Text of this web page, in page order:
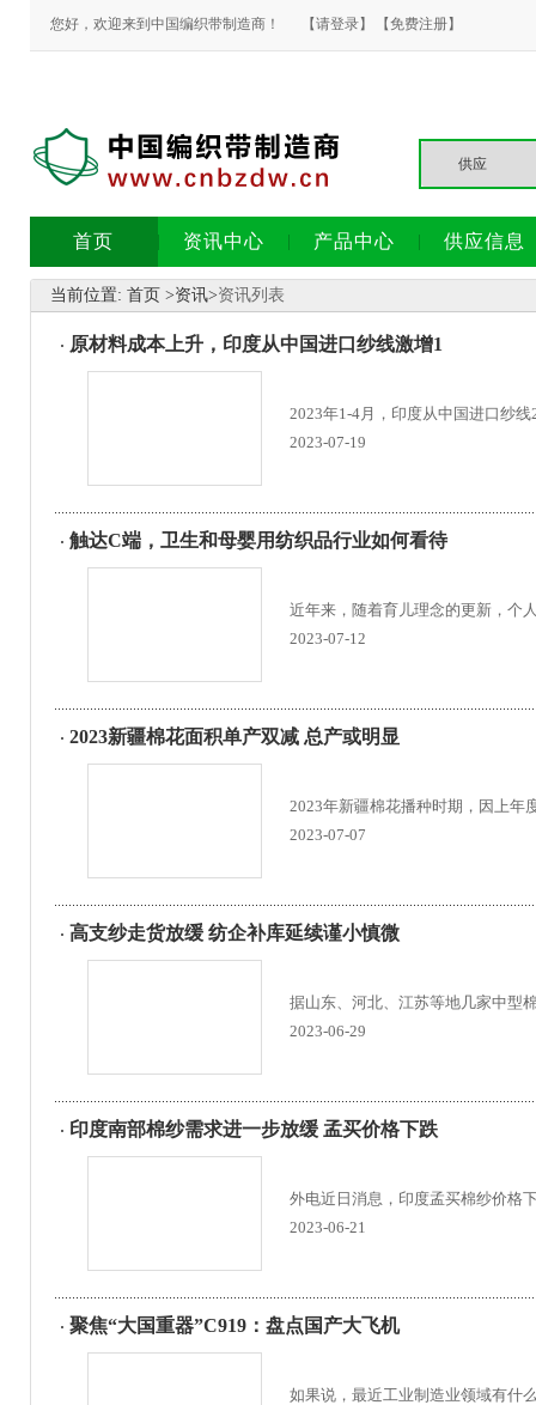
您好，欢迎来到中国编织带制造商！ 【请登录】 【免费注册】
首页 资讯中心 产品中心 供应信息
当前位置: 首页 >资讯>资讯列表
原材料成本上升，印度从中国进口纱线激增1
2023年1-4月，印度从中国进口纱
2023-07-19
触达C端，卫生和母婴用纺织品行业如何看待
近年来，随着育儿理念的更新，个
2023-07-12
2023新疆棉花面积单产双减 总产或明显
2023年新疆棉花播种时期，因上
2023-07-07
高支纱走货放缓 纺企补库延续谨小慎微
据山东、河北、江苏等地几家中型
2023-06-29
印度南部棉纱需求进一步放缓 孟买价格下跌
外电近日消息，印度孟买棉纱价格
2023-06-21
聚焦“大国重器”C919：盘点国产大飞机
如果说，最近工业制造业领域有什